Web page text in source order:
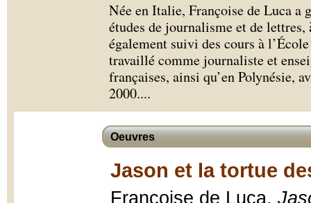
Née en Italie, Françoise de Luca a
études de journalisme et de
également suivi des cours à
travaillé comme journaliste et
françaises, ainsi qu’en Polynésie,
2000....
Oeuvres
Jason et la tortue
Françoise de Luca,